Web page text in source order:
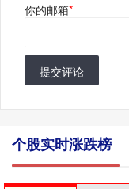
你的邮箱*
提交评论
个股实时涨跌榜